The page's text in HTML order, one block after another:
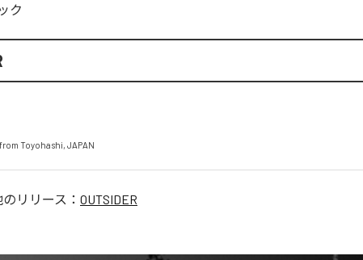
ク
Toyohashi, JAPAN
リリース： OUTSIDER